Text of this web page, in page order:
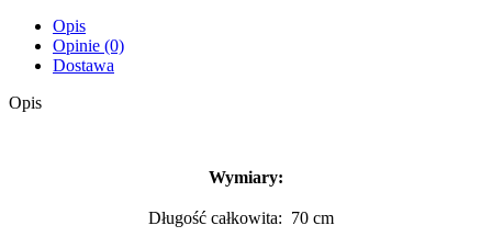
Opis
Opinie (0)
Dostawa
Opis
Wymiary:
Długość całkowita: 70 cm